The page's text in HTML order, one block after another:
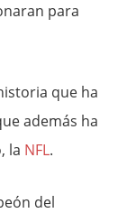
para
que ha
además ha
la NFL.
del